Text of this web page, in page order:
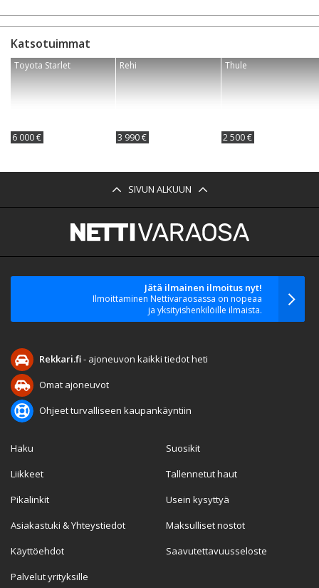
Katsotuimmat
Toyota Starlet
6 000 €
Rehi
3 990 €
Thule
2 500 €
SIVUN ALKUUN
Jätä ilmainen ilmoitus nyt!
Ilmoittaminen Nettivaraosassa on nopeaa
ja yksityishenkilöille ilmaista.
Rekkari.fi- ajoneuvon kaikki tiedot heti
Omat ajoneuvot
Ohjeet turvalliseen kaupankäyntiin
Haku
Liikkeet
Pikalinkit
Asiakastuki & Yhteystiedot
Käyttöehdot
Palvelut yrityksille
Suosikit
Tallennetut haut
Usein kysyttyä
Maksulliset nostot
Saavutettavuusseloste